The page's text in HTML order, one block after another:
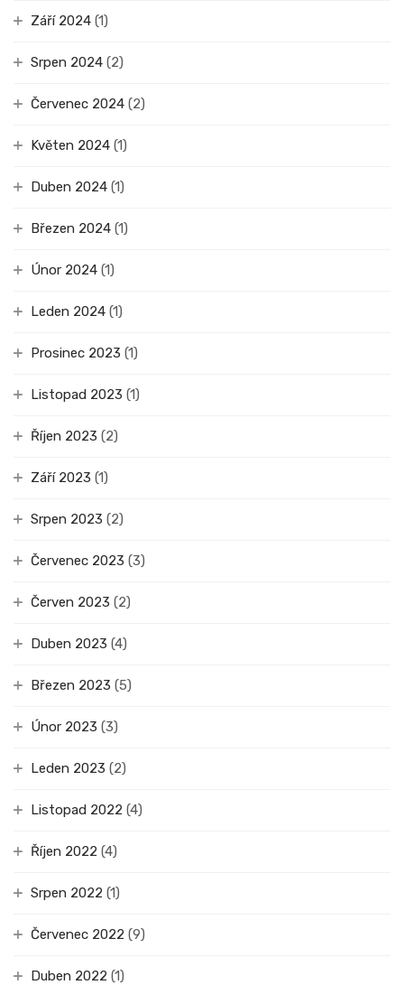
Září 2024 (1)
Srpen 2024 (2)
Červenec 2024 (2)
Květen 2024 (1)
Duben 2024 (1)
Březen 2024 (1)
Únor 2024 (1)
Leden 2024 (1)
Prosinec 2023 (1)
Listopad 2023 (1)
Říjen 2023 (2)
Září 2023 (1)
Srpen 2023 (2)
Červenec 2023 (3)
Červen 2023 (2)
Duben 2023 (4)
Březen 2023 (5)
Únor 2023 (3)
Leden 2023 (2)
Listopad 2022 (4)
Říjen 2022 (4)
Srpen 2022 (1)
Červenec 2022 (9)
Duben 2022 (1)